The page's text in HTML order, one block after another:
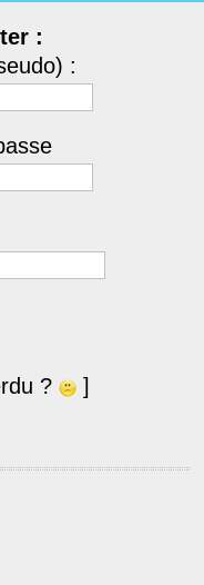
:
:
? ]